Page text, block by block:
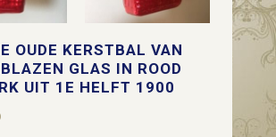
OUDE KERSTBAL VAN
GLAS IN ROOD
UIT 1E HELFT 1900